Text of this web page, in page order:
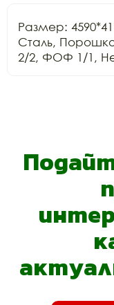
Размер:
Сталь,
2/2, ФОФ 1/1,